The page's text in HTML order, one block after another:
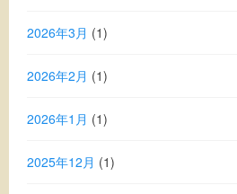
2026年3月 (1)
2026年2月 (1)
2026年1月 (1)
2025年12月 (1)